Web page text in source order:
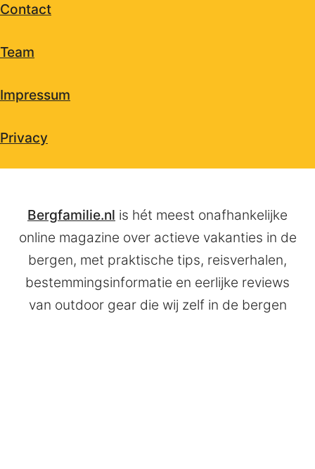
Contact
Team
Impressum
Privacy
Bergfamilie.nl is hét meest onafhankelijke
online magazine over actieve vakanties in de
bergen, met praktische tips, reisverhalen,
bestemmingsinformatie en eerlijke reviews
van outdoor gear die wij zelf in de bergen